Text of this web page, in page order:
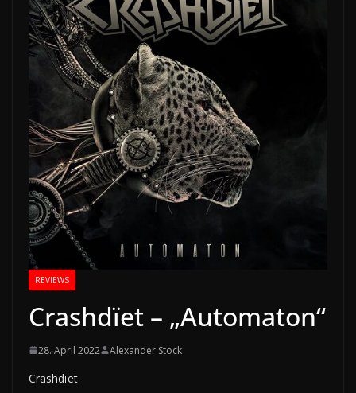
REVIEWS
Crashdïet – „Automaton“
28. April 2022 Alexander Stock
Crashdïet